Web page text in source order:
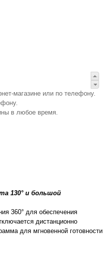
магазине или по телефону.
в любое время.
130° и большой
360° для обеспечения
дистанционно
для мгновенной готовности